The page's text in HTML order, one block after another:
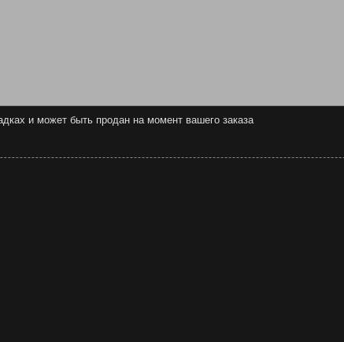
и может быть продан на момент вашего заказа